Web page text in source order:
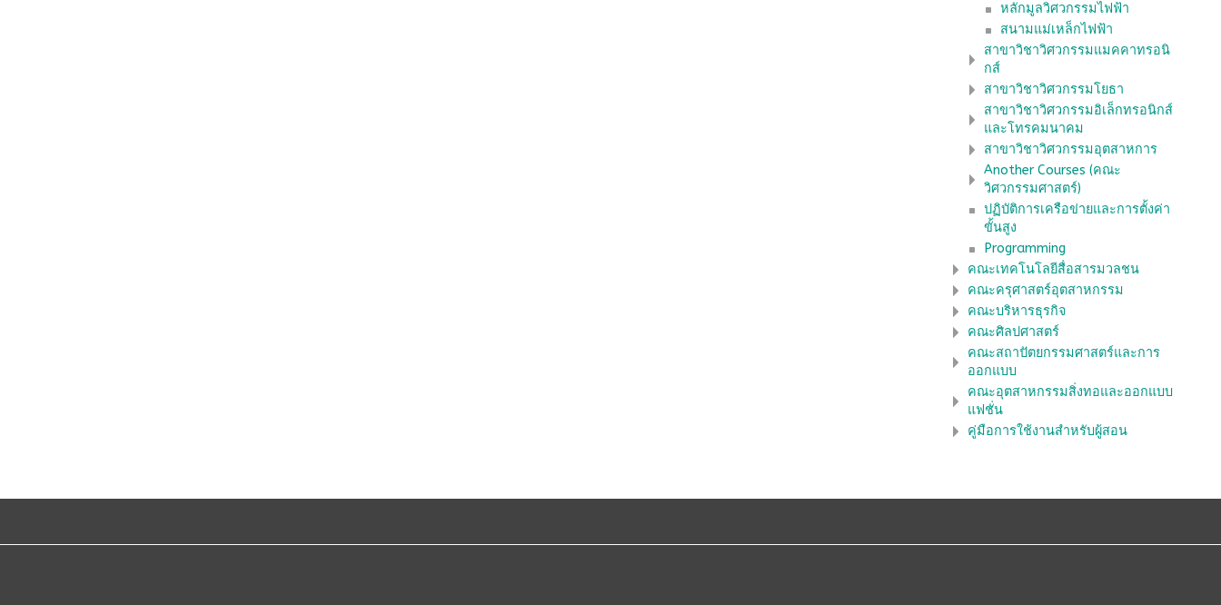
หลักมูลวิศวกรรมไฟฟ้า
สนามแม่เหล็กไฟฟ้า
สาขาวิชาวิศวกรรมแมคคาทรอนิ
กส์
สาขาวิชาวิศวกรรมโยธา
สาขาวิชาวิศวกรรมอิเล็กทรอนิกส์
และโทรคมนาคม
สาขาวิชาวิศวกรรมอุตสาหการ
Another Courses (คณะ
วิศวกรรมศาสตร์)
ปฏิบัติการเครือข่ายและการตั้งค่า
ขั้นสูง
Programming
คณะเทคโนโลยีสื่อสารมวลชน
คณะครุศาสตร์อุตสาหกรรม
คณะบริหารธุรกิจ
คณะศิลปศาสตร์
คณะสถาปัตยกรรมศาสตร์และการ
ออกแบบ
คณะอุตสาหกรรมสิ่งทอและออกแบบ
แฟชั่น
คู่มือการใช้งานสำหรับผู้สอน